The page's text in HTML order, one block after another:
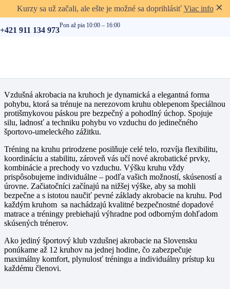
+421 911 134 973
Pon až pia 10:00 – 16:00
Akrobacia na kruhoch
Vzdušná akrobacia na kruhoch je dynamická a elegantná forma
pohybu, ktorá sa trénuje na nerezovom kruhu oblepenom špeciálnou
protišmykovou páskou pre bezpečný a pohodlný úchop. Spojuje
silu, ladnosť a techniku pohybu vo vzduchu do jedinečného
športovo-umeleckého zážitku.
Tréning na kruhu prirodzene posilňuje celé telo, rozvíja flexibilitu,
koordináciu a stabilitu, zároveň vás učí nové akrobatické prvky,
kombinácie a prechody vo vzduchu. Výšku kruhu vždy
prispôsobujeme individuálne – podľa vašich možností, skúseností a
úrovne. Začiatočníci začínajú na nižšej výške, aby sa mohli
bezpečne a s istotou naučiť pevné základy akrobacie na kruhu. Pod
každým kruhom sa nachádzajú kvalitné bezpečnostné dopadové
matrace a tréningy prebiehajú výhradne pod odborným dohľadom
skúsených trénerov.
Ako jediný športový klub vzdušnej akrobacie na Slovensku
ponúkame až 12 kruhov na jednej hodine, čo zabezpečuje
maximálny komfort, plynulosť tréningu a individuálny prístup ku
každému členovi.
Kurzy sa už začali, ale ešte je možné sa doprihlásiť Viac info ×